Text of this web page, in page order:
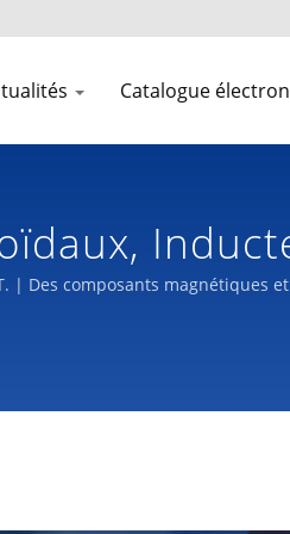
Catalogue
| Des composants